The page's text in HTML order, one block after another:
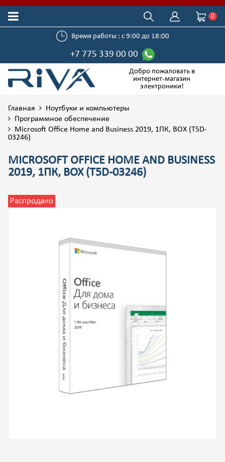
0
Время работы : с 9:00 до 18:00
+7 775 339 00 00
Добро пожаловать в
интернет-магазин
электроники!
Главная
Ноутбуки и компьютеры
Программное обеспечение
Microsoft Office Home and Business 2019, 1ПК, BOX (T5D-
03246)
MICROSOFT OFFICE HOME AND BUSINESS
2019, 1ПК, BOX (T5D-03246)
Распродано